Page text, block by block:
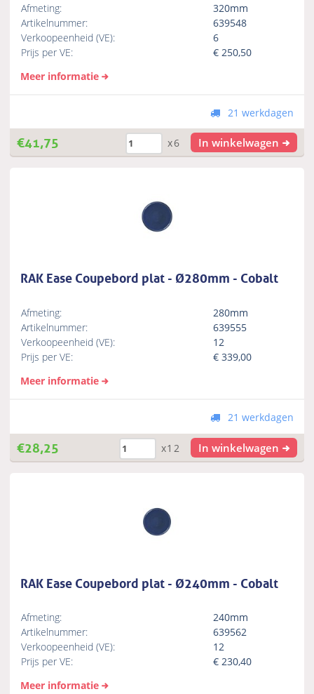
Afmeting:
320mm
Artikelnummer:
639548
Verkoopeenheid (VE):
6
Prijs per VE:
€ 250,50
Meer informatie
21 werkdagen
€41,75 x6 In winkelwagen
RAK Ease Coupebord plat - Ø280mm - Cobalt
Afmeting:
280mm
Artikelnummer:
639555
Verkoopeenheid (VE):
12
Prijs per VE:
€339,00
Meer informatie
21 werkdagen
€28,25 x12 In winkelwagen
RAK Ease Coupebord plat - Ø240mm - Cobalt
Afmeting:
240mm
Artikelnummer:
639562
Verkoopeenheid (VE):
12
Prijs per VE:
€230,40
Meer informatie